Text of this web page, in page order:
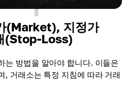
(Market), 지정가
(Stop-Loss)
는 방법을 알아야 합니다. 이들은
, 거래소는 특정 지침에 따라 거래